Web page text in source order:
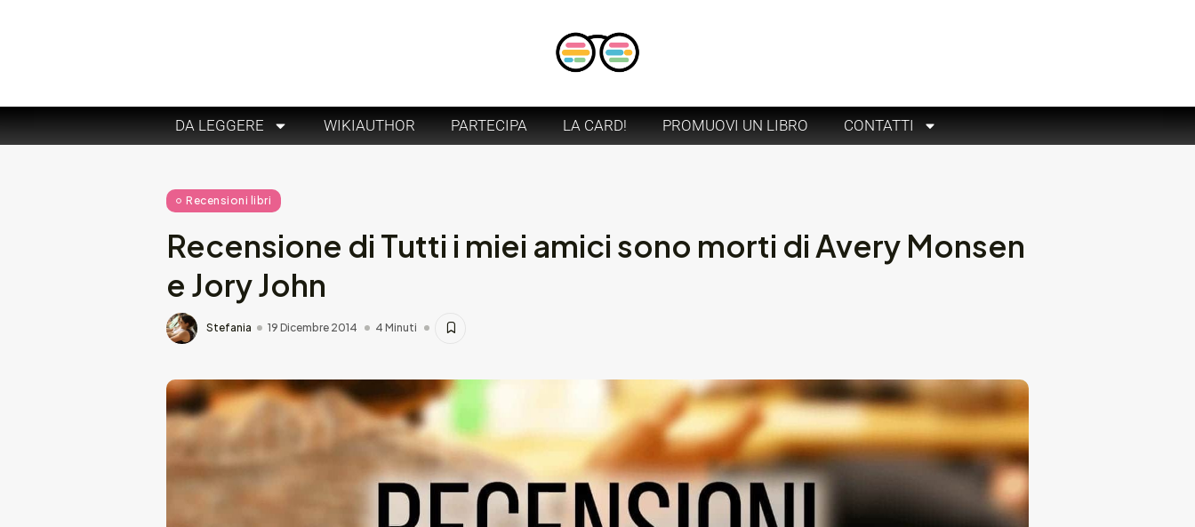
DA LEGGERE WIKIAUTHOR PARTECIPA LA CARD! PROMUOVI UN LIBRO CONTATTI
Recensioni libri
Recensione di Tutti i miei amici sono morti di Avery Monsen
e Jory John
Stefania 19 Dicembre 2014 4 Minuti